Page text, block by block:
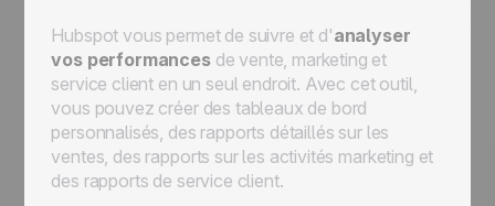
Hubspot vous permet de suivre et d'analyser
vos performancesde vente, marketing et
service client en un seul endroit. Avec cet outil,
vous pouvez créer des tableaux de bord
personnalisés, des rapports détaillés sur les
ventes, des rapports sur les activités marketing et
des rapports de service client.